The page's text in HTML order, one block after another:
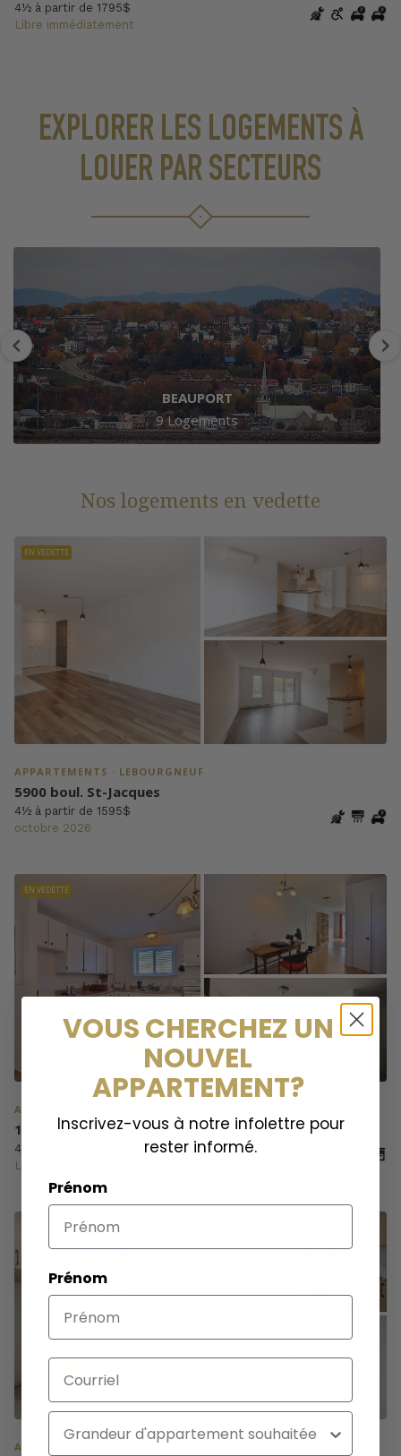
4½ à partir de 1795$
Libre immédiatement
EXPLORER LES LOGEMENTS À
LOUER PAR SECTEURS
BEAUPORT
9 Logements
Nos logements en vedette
EN VEDETTE
APPARTEMENTS · LEBOURGNEUF
5900 boul. St-Jacques
4½ à partir de 1595$
octobre 2026
EN VEDETTE
APPARTEMENTS · NEUFCHATEL
1573, rue Pierre-Corneille
4½ à partir de 1250$
Libre immédiatement
EN VEDETTE
APPARTEMENTS · BEAUPORT
VOUS CHERCHEZ UN
NOUVEL
APPARTEMENT?
Inscrivez-vous à notre infolettre pour
rester informé.
Prénom
Prénom
Courriel
Appartement